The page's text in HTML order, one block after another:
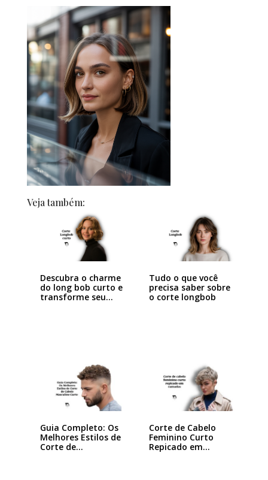
Veja também:
Descubra o charme
do long bob curto e
transforme seu…
Tudo o que você
precisa saber sobre
o corte longbob
Guia Completo: Os
Melhores Estilos de
Corte de…
Corte de Cabelo
Feminino Curto
Repicado em